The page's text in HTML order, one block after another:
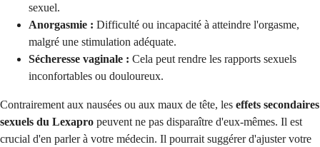
sexuel.
Anorgasmie : Difficulté ou incapacité à atteindre l'orgasme,
malgré une stimulation adéquate.
Sécheresse vaginale : Cela peut rendre les rapports sexuels
inconfortables ou douloureux.
Contrairement aux nausées ou aux maux de tête, les effets secondaires
sexuels du Lexapro peuvent ne pas disparaître d'eux-mêmes. Il est
crucial d'en parler à votre médecin. Il pourrait suggérer d'ajuster votre